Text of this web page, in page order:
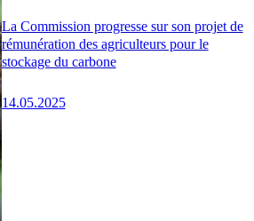
La Commission progresse sur son projet de
rémunération des agriculteurs pour le
stockage du carbone
14.05.2025